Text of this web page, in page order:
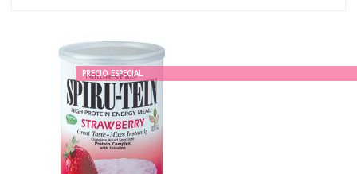
PRECIO ESPECIAL